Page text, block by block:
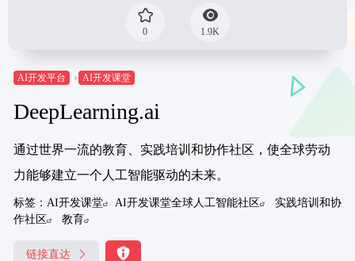
0 1.9K
AI开发平台 AI开发课堂
DeepLearning.ai
通过世界一流的教育、实践培训和协作社区，使全球劳动
力能够建立一个人工智能驱动的未来。
标签： AI开发课堂 AI开发课堂全球人工智能社区
实践培训和协
作社区
教育
链接直达